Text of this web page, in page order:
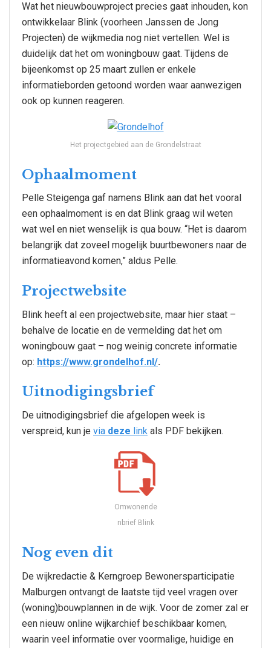
Wat het nieuwbouwproject precies gaat inhouden, kon
ontwikkelaar Blink (voorheen Janssen de Jong
Projecten) de wijkmedia nog niet vertellen. Wel is
duidelijk dat het om woningbouw gaat. Tijdens de
bijeenkomst op 25 maart zullen er enkele
informatieborden getoond worden waar aanwezigen
ook op kunnen reageren.
Het projectgebied aan de Grondelstraat
Ophaalmoment
Pelle Steigenga gaf namens Blink aan dat het vooral
een ophaalmoment is en dat Blink graag wil weten
wat wel en niet wenselijk is qua bouw. “Het is daarom
belangrijk dat zoveel mogelijk buurtbewoners naar de
informatieavond komen,” aldus Pelle.
Projectwebsite
Blink heeft al een projectwebsite, maar hier staat –
behalve de locatie en de vermelding dat het om
woningbouw gaat – nog weinig concrete informatie
op: https://www.grondelhof.nl/.
Uitnodigingsbrief
De uitnodigingsbrief die afgelopen week is
verspreid, kun je via deze link als PDF bekijken.
Omwonende
nbrief Blink
Nog even dit
De wijkredactie & Kerngroep Bewonersparticipatie
Malburgen ontvangt de laatste tijd veel vragen over
(woning)bouwplannen in de wijk. Voor de zomer zal er
een nieuw online wijkarchief beschikbaar komen,
waarin veel informatie over voormalige, huidige en